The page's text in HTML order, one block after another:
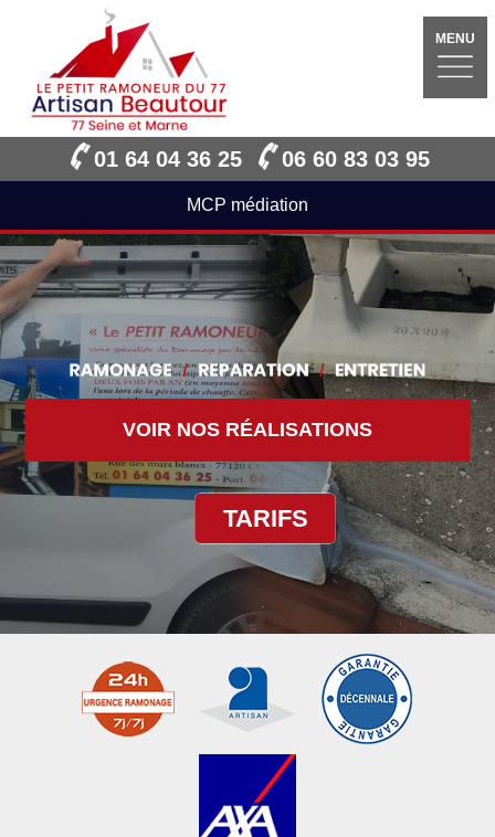
MENU
01 64 04 36 25 06 60 83 03 95
MCP médiation
VOIR NOS RÉALISATIONS
TARIFS